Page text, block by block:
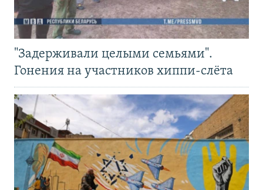
"Задерживали целыми семьями".
Гонения на участников хиппи-слёта